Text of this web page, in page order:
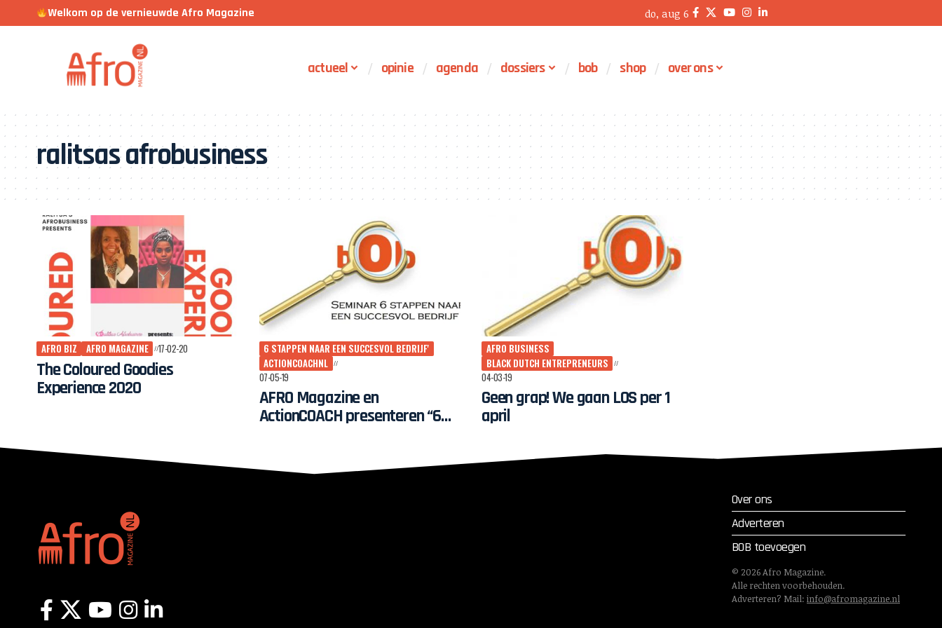
Welkom op de vernieuwde Afro Magazine do, aug 6
actueel opinie agenda dossiers bob shop over ons
ralitsas afrobusiness
AFRO BIZ AFRO MAGAZINE 17-02-20
The Coloured Goodies
Experience 2020
6 STAPPEN NAAR EEN SUCCESVOL BEDRIJF'
ACTIONCOACHNL
07-05-19
AFRO Magazine en
ActionCOACH presenteren “6
AFRO BUSINESS
BLACK DUTCH ENTREPRENEURS
04-03-19
Geen grap! We gaan LOS per 1
april
Over ons
Adverteren
BOB toevoegen
© 2026Afro Magazine.
Alle rechten voorbehouden.
Adverteren? Mail: info@afromagazine.nl